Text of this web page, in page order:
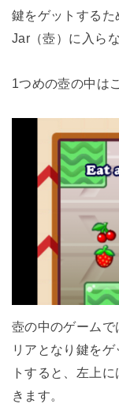
鍵をゲットする
Jar（壺）に入ら
1つめの壺の中は
壺の中のゲーム
リアとなり鍵を
トすると、左上
きます。